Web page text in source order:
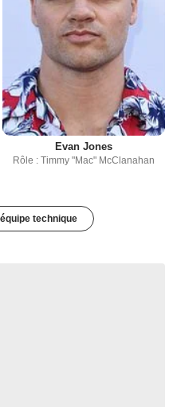
Evan Jones
Rôle : Timmy "Mac" McClanahan
technique